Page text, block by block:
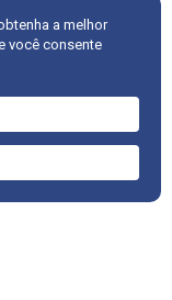
a melhor
você consente